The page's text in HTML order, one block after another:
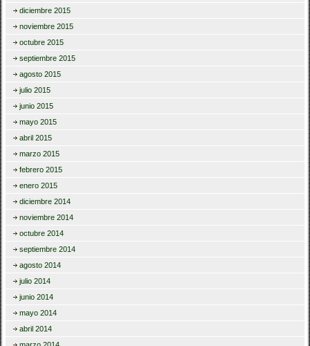
diciembre 2015
noviembre 2015
octubre 2015
septiembre 2015
agosto 2015
julio 2015
junio 2015
mayo 2015
abril 2015
marzo 2015
febrero 2015
enero 2015
diciembre 2014
noviembre 2014
octubre 2014
septiembre 2014
agosto 2014
julio 2014
junio 2014
mayo 2014
abril 2014